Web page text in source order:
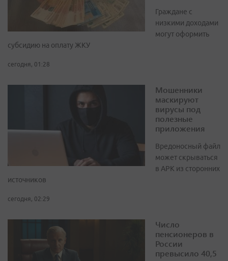
Граждане с
низкими доходами
могут оформить
субсидию на оплату ЖКУ
сегодня, 01:28
Мошенники
маскируют
вирусы под
полезные
приложения
Вредоносный файл
может скрываться
в APK из сторонних
источников
сегодня, 02:29
Число
пенсионеров в
России
превысило 40,5